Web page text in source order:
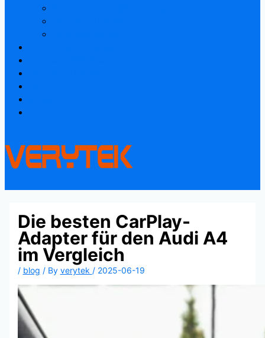
Die besten CarPlay-
Adapter für den Audi A4
im Vergleich
/ blog / By verytek / 2025-06-19